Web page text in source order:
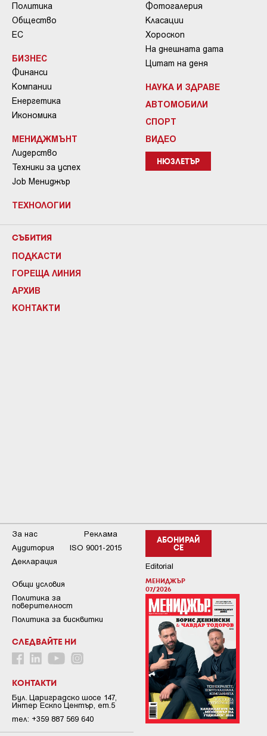
Политика
Общество
ЕС
БИЗНЕС
Финанси
Компании
Енергетика
Икономика
МЕНИДЖМЪНТ
Лидерство
Техники за успех
Job Мениджър
ТЕХНОЛОГИИ
Фотогалерия
Класации
Хороскоп
На днешната дата
Цитат на деня
НАУКА И ЗДРАВЕ
АВТОМОБИЛИ
СПОРТ
ВИДЕО
НЮЗЛЕТЪР
СЪБИТИЯ
ПОДКАСТИ
ГОРЕЩА ЛИНИЯ
АРХИВ
КОНТАКТИ
АБОНИРАЙ
СЕ
Editorial
МЕНИДЖЪР
07/2026
За нас
Реклама
Аудитория
ISO 9001-2015
Декларация
Общи условия
Пoлитикa зa
пoвepитeлнocт
Политика за бисквитки
СЛЕДВАЙТЕ НИ
КОНТАКТИ
Бул. Цариградско шосе 147,
Интер Ескпо Център, ет.5
тел: +359 887 569 640